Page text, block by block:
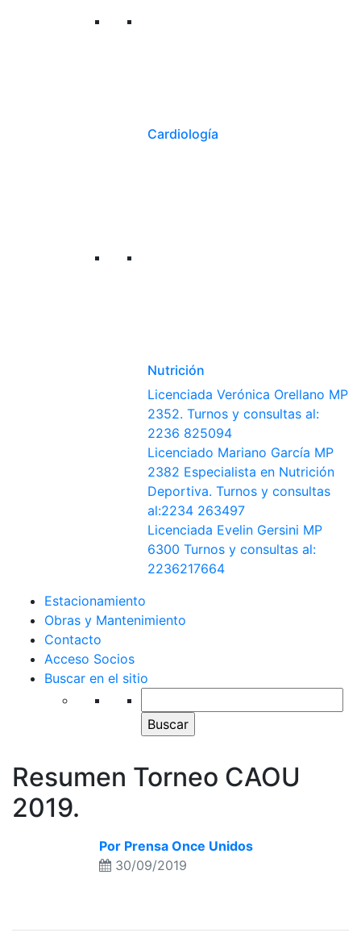
Cardiología
Nutrición
Licenciada Verónica Orellano MP
2352. Turnos y consultas al:
2236 825094
Licenciado Mariano García MP
2382 Especialista en Nutrición
Deportiva. Turnos y consultas
al:2234 263497
Licenciada Evelin Gersini MP
6300 Turnos y consultas al:
2236217664
Estacionamiento
Obras y Mantenimiento
Contacto
Acceso Socios
Buscar en el sitio
Resumen Torneo CAOU
2019.
Por Prensa Once Unidos
30/09/2019